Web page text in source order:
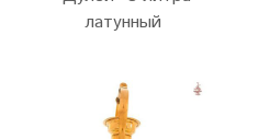
латунный